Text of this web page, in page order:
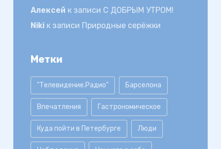
Алексей к записи С ДОБРЫМ УТРОМ!
Nikiк записи Природные серёжки
Метки
"Телевидение.Радио" Барселона
Впечатления Гастрономическое
Куда пойти в Петербурге Люди